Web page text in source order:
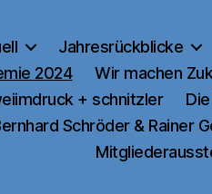
Jahresrückblicke
2024
Wir machen
+ schnitzler
Schröder & Rainer